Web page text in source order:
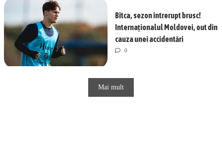
Bîtca, sezon întrerupt brusc!
Internaționalul Moldovei, out din
cauza unei accidentări
0
Mai mult